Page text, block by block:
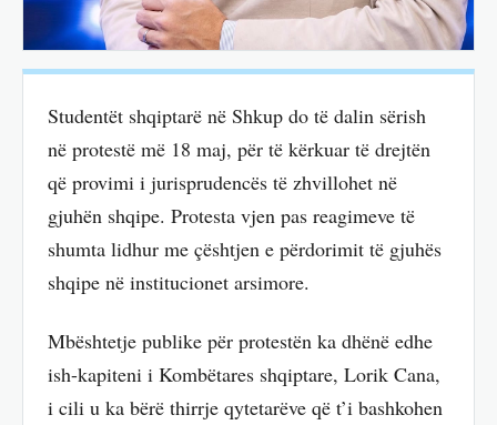
Studentët shqiptarë në Shkup do të dalin sërish
në protestë më 18 maj, për të kërkuar të drejtën
që provimi i jurisprudencës të zhvillohet në
gjuhën shqipe. Protesta vjen pas reagimeve të
shumta lidhur me çështjen e përdorimit të gjuhës
shqipe në institucionet arsimore.
Mbështetje publike për protestën ka dhënë edhe
ish-kapiteni i Kombëtares shqiptare, Lorik Cana,
i cili u ka bërë thirrje qytetarëve që t’i bashkohen